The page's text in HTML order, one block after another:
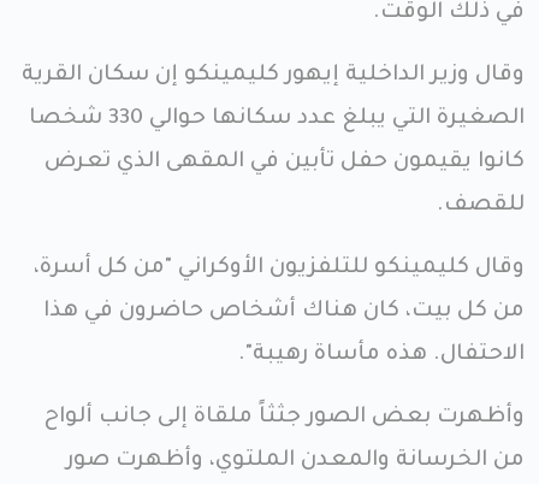
في ذلك الوقت.
وقال وزير الداخلية إيهور كليمينكو إن سكان القرية
الصغيرة التي يبلغ عدد سكانها حوالي 330 شخصا
كانوا يقيمون حفل تأبين في المقهى الذي تعرض
للقصف.
وقال كليمينكو للتلفزيون الأوكراني "من كل أسرة،
من كل بيت، كان هناك أشخاص حاضرون في هذا
الاحتفال. هذه مأساة رهيبة".
وأظهرت بعض الصور جثثاً ملقاة إلى جانب ألواح
من الخرسانة والمعدن الملتوي، وأظهرت صور